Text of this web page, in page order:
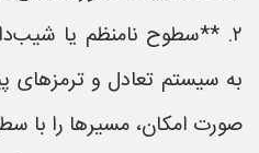
۲. **سطوح نامنظم یا
به سیستم تعادل و ترمزهای
صورت امکان، مسیرها را با